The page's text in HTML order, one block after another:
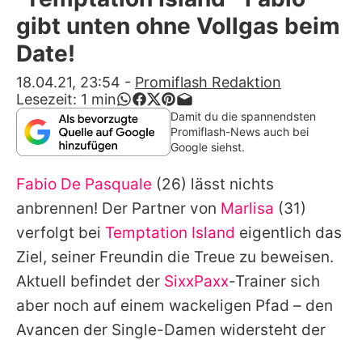
Alle Themen auf Promiflash
App runterladen
Team
Redaktionelle Richtlinien
Impressum
Datenschutzerklärung
Nutzungsbedingungen
Utiq verwalten
gibt unten ohne Vollgas beim
Date!
18.04.21, 23:54 - Promiflash Redaktion
Lesezeit: 1 min
Damit du die spannendsten
Promiflash-News auch bei
Google siehst.
Fabio De Pasquale (26) lässt nichts
anbrennen! Der Partner von Marlisa (31)
verfolgt bei Temptation Island eigentlich das
Ziel, seiner Freundin die Treue zu beweisen.
Aktuell befindet der SixxPaxx-Trainer sich
aber noch auf einem wackeligen Pfad – den
Avancen der Single-Damen widersteht der